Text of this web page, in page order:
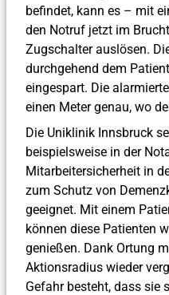
befindet, kann es – mit
den Notruf jetzt im
Zugschalter auslösen.
durchgehend dem
eingespart. Die
einen Meter genau, wo
Die Uniklinik Innsbruck
beispielsweise in der
Mitarbeitersicherheit in
zum Schutz von
geeignet. Mit einem
können diese Patienten
genießen. Dank Ortung
Aktionsradius wieder
Gefahr besteht, dass sie